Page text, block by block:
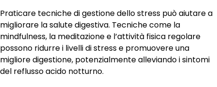
Praticare tecniche di gestione dello stress può aiutare a
migliorare la salute digestiva. Tecniche come la
mindfulness, la meditazione e l’attività fisica regolare
possono ridurre i livelli di stress e promuovere una
migliore digestione, potenzialmente alleviando i sintomi
del reflusso acido notturno.